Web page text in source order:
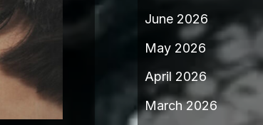
June 2026
May 2026
April 2026
March 2026